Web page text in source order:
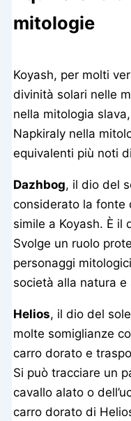
mitologie
Koyash, per molti
divinità solari nelle
nella mitologia
Napkiraly nella
equivalenti più noti
Dazhbog, il dio del
considerato la fonte
simile a Koyash. È il
Svolge un ruolo
personaggi
società alla natura e
Helios, il dio del
molte somiglianze
carro dorato e
Si può tracciare un
cavallo alato o
carro dorato di